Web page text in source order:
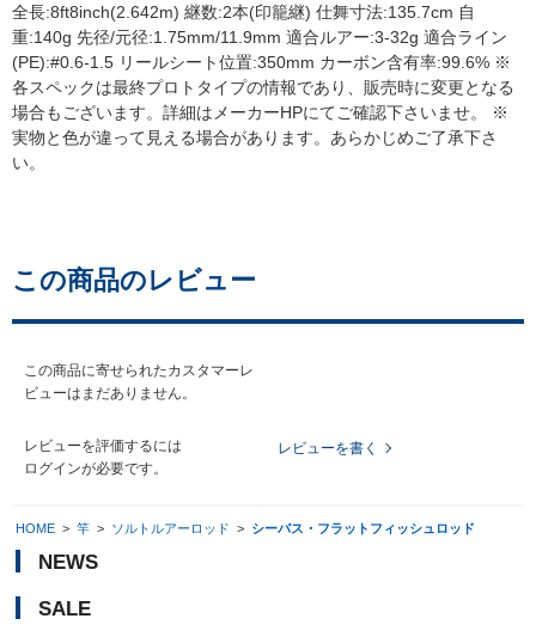
全長:8ft8inch(2.642m) 継数:2本(印籠継) 仕舞寸法:135.7cm 自
重:140g 先径/元径:1.75mm/11.9mm 適合ルアー:3-32g 適合ライン
(PE):#0.6-1.5 リールシート位置:350mm カーボン含有率:99.6% ※
各スペックは最終プロトタイプの情報であり、販売時に変更となる
場合もございます。詳細はメーカーHPにてご確認下さいませ。 ※
実物と色が違って見える場合があります。あらかじめご了承下さ
い。
この商品のレビュー
この商品に寄せられたカスタマーレ
ビューはまだありません。
レビューを評価するには
ログインが必要です。
レビューを書く
HOME > 竿 > ソルトルアーロッド > シーバス・フラットフィッシュロッド
NEWS
SALE